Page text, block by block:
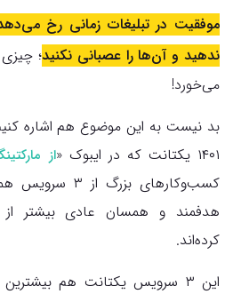
موفقیت در تبلیغات زمانی رخ
ندهید و آن‌ها را عصبانی نکنید؛
می‌خورد!
بد نیست به این موضوع هم اشاره
۱۴۰۱ یکتانت که در ایبوک «
از
کسب‌وکارهای
هدفمند و همسان عادی بیشتر از
کرده‌اند.
این ۳ سرویس یکتانت هم